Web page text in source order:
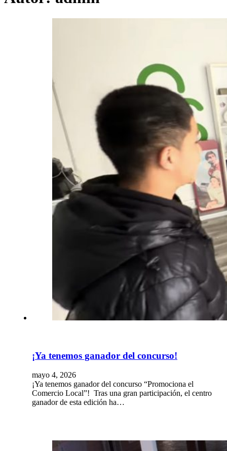
¡Ya tenemos ganador del concurso!
mayo 4, 2026
¡Ya tenemos ganador del concurso “Promociona el
Comercio Local”! Tras una gran participación, el centro
ganador de esta edición ha…